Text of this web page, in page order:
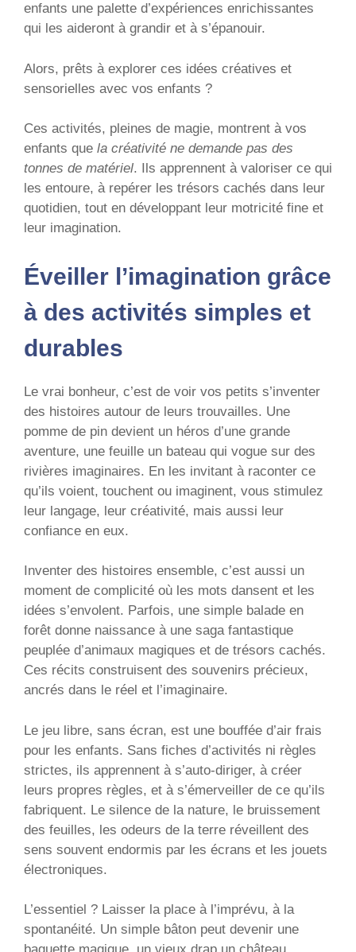
enfants une palette d’expériences enrichissantes
qui les aideront à grandir et à s’épanouir.
Alors, prêts à explorer ces idées créatives et
sensorielles avec vos enfants ?
Ces activités, pleines de magie, montrent à vos
enfants que la créativité ne demande pas des
tonnes de matériel. Ils apprennent à valoriser ce qui
les entoure, à repérer les trésors cachés dans leur
quotidien, tout en développant leur motricité fine et
leur imagination.
Éveiller l’imagination grâce
à des activités simples et
durables
Le vrai bonheur, c’est de voir vos petits s’inventer
des histoires autour de leurs trouvailles. Une
pomme de pin devient un héros d’une grande
aventure, une feuille un bateau qui vogue sur des
rivières imaginaires. En les invitant à raconter ce
qu’ils voient, touchent ou imaginent, vous stimulez
leur langage, leur créativité, mais aussi leur
confiance en eux.
Inventer des histoires ensemble, c’est aussi un
moment de complicité où les mots dansent et les
idées s’envolent. Parfois, une simple balade en
forêt donne naissance à une saga fantastique
peuplée d’animaux magiques et de trésors cachés.
Ces récits construisent des souvenirs précieux,
ancrés dans le réel et l’imaginaire.
Le jeu libre, sans écran, est une bouffée d’air frais
pour les enfants. Sans fiches d’activités ni règles
strictes, ils apprennent à s’auto-diriger, à créer
leurs propres règles, et à s’émerveiller de ce qu’ils
fabriquent. Le silence de la nature, le bruissement
des feuilles, les odeurs de la terre réveillent des
sens souvent endormis par les écrans et les jouets
électroniques.
L’essentiel ? Laisser la place à l’imprévu, à la
spontanéité. Un simple bâton peut devenir une